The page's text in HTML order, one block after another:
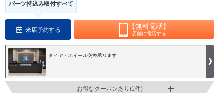
パーツ持込み取付すべて
来店予約する 【無料電話】
店舗に電話する
タイヤ・ホイール交換承ります
お得なクーポンあり(1件)